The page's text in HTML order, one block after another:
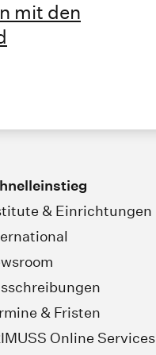
mit den
& Einrichtungen
& Fristen
Online Services